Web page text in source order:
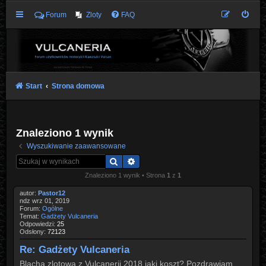
Forum Zloty FAQ
Start Strona domowa
Znaleziono 1 wynik
Wyszukiwanie zaawansowane
Szukaj
Znaleziono 1 wynik • Strona 1 z 1
autor: Pastor12
ndz wrz 01, 2019
Forum: Ogólne
Temat: Gadżety Vulcaneria
Odpowiedzi: 25
Odsłony: 72123
Re: Gadżety Vulcaneria
Blacha zlotowa z Vulcanerii 2018 jaki koszt? Pozdrawiam